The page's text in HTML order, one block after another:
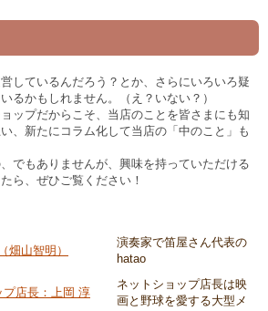
しているんだろう？とか、さらにいろいろ疑
るかもしれません。（え？いない？）
ップだからこそ、当店のことを皆さまにも知
、新たにコラム化して当店の「中のこと」も
でもありませんが、興味を持っていただける
ら、ぜひご覧ください！
畑山智明）
演奏家で笛屋さん代表の
hatao
プ店長：上岡 淳
ネットショップ店長は映
画と野球を愛する大型メ